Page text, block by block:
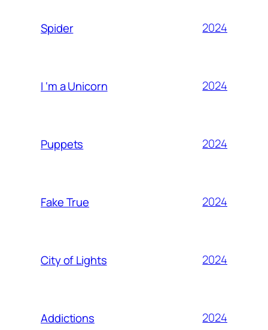
Spider 2024
I ‘m a Unicorn 2024
Puppets 2024
Fake True 2024
City of Lights 2024
Addictions 2024